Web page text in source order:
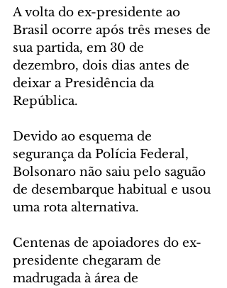
A volta do ex-presidente ao
Brasil ocorre após três meses de
sua partida, em 30 de
dezembro, dois dias antes de
deixar a Presidência da
República.
Devido ao esquema de
segurança da Polícia Federal,
Bolsonaro não saiu pelo saguão
de desembarque habitual e usou
uma rota alternativa.
Centenas de apoiadores do ex-
presidente chegaram de
madrugada à área de